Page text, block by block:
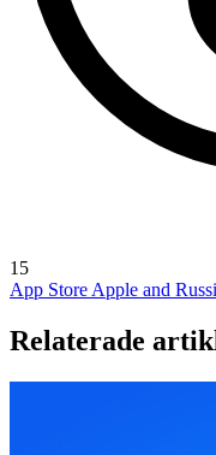
15
App Store Apple and
Relaterade